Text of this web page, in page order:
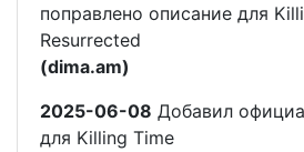
поправлено описание для
Resurrected
(dima.am)
2025-06-08 Добавил
для Killing Time